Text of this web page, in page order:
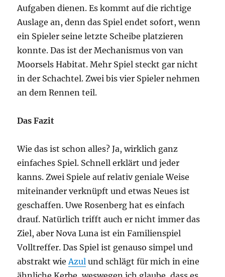
Aufgaben dienen. Es kommt auf die richtige
Auslage an, denn das Spiel endet sofort, wenn
ein Spieler seine letzte Scheibe platzieren
konnte. Das ist der Mechanismus von van
Moorsels Habitat. Mehr Spiel steckt gar nicht
in der Schachtel. Zwei bis vier Spieler nehmen
an dem Rennen teil.
Das Fazit
Wie das ist schon alles? Ja, wirklich ganz
einfaches Spiel. Schnell erklärt und jeder
kanns. Zwei Spiele auf relativ geniale Weise
miteinander verknüpft und etwas Neues ist
geschaffen. Uwe Rosenberg hat es einfach
drauf. Natürlich trifft auch er nicht immer das
Ziel, aber Nova Luna ist ein Familienspiel
Volltreffer. Das Spiel ist genauso simpel und
abstrakt wieAzul und schlägt für mich in eine